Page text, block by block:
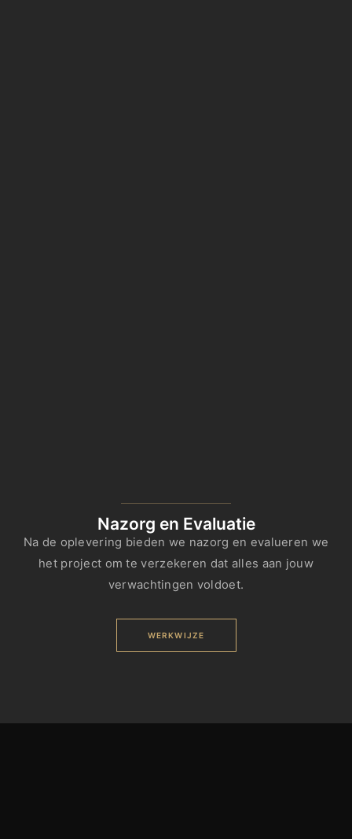
Nazorg en Evaluatie
Na de oplevering bieden we nazorg en evalueren we
het project om te verzekeren dat alles aan jouw
verwachtingen voldoet.
WERKWIJZE